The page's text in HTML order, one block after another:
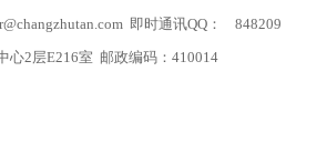
即时通讯QQ：
848209
心2层E216室 邮政编码：410014